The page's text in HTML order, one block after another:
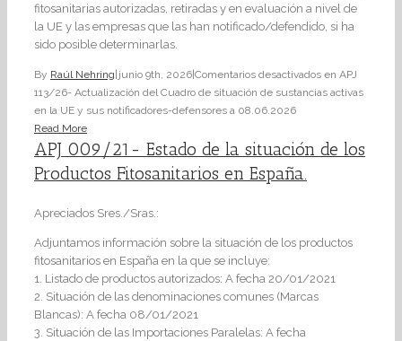
fitosanitarias autorizadas, retiradas y en evaluación a nivel de
la UE y las empresas que las han notificado/defendido, si ha
sido posible determinarlas.
By Raúl Nehring| junio 9th, 2026|Comentarios desactivados en APJ
113/26- Actualización del Cuadro de situación de sustancias activas
en la UE y sus notificadores-defensores a 08.06.2026
Read More
APJ 009/21- Estado de la situación de los
Productos Fitosanitarios en España.
Apreciados Sres./Sras.:
Adjuntamos información sobre la situación de los productos
fitosanitarios en España en la que se incluye:
1. Listado de productos autorizados: A fecha 20/01/2021
2. Situación de las denominaciones comunes (Marcas
Blancas): A fecha 08/01/2021
3. Situación de las Importaciones Paralelas: A fecha